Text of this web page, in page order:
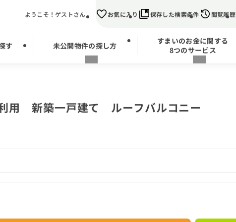
ようこそ！ゲストさん お気に入り 保存した検索条件 閲覧履歴
す 未公開物件の探し方
すまいのお金に関する
8つのサービス
用 新築一戸建て ルーフバルコニー